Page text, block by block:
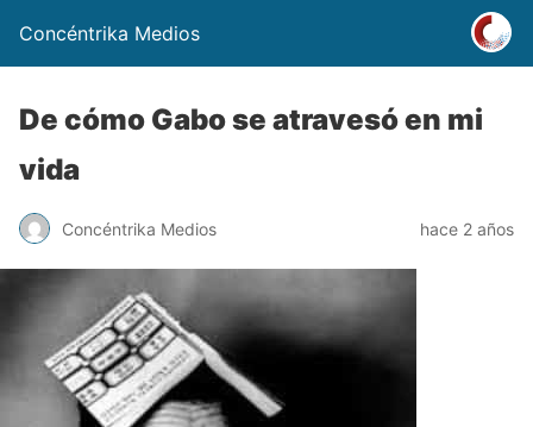
Concéntrika Medios
De cómo Gabo se atravesó en mi
vida
Concéntrika Medios hace 2 años